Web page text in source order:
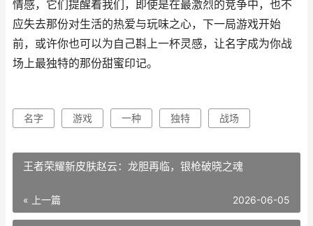
情感，它们提醒着我们，即使是在最激烈的竞争中，也不
应失去那份对生活的热爱与玩味之心，下一局游戏开始
前，或许你也可以为自己斟上一杯灵感，让名字成为你战
场上最独特的那份甜蜜印记。
名字 游戏 一种 独特 战场
王者荣耀新皮肤赵云：龙胆再临，银枪破晓之魂
« 上一篇 2026-06-05